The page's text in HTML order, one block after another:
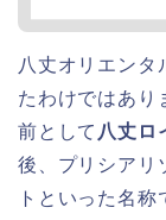
八丈オリエンタ
たわけではあり
前として 八丈ロ
後、プリシアリ
トといった名称